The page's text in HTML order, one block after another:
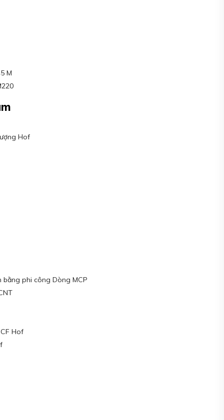
M
Hof
phi công Dòng MCP
Hof